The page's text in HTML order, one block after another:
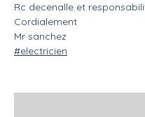
Rc decenalle et
Cordialement
Mr sanchez
#electricien